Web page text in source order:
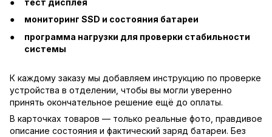
тест дисплея
мониторинг SSD и состояния батареи
программа нагрузки для проверки стабильности
системы
К каждому заказу мы добавляем инструкцию по проверке
устройства в отделении, чтобы вы могли уверенно
принять окончательное решение ещё до оплаты.
В карточках товаров — только реальные фото, правдивое
описание состояния и фактический заряд батареи. Без